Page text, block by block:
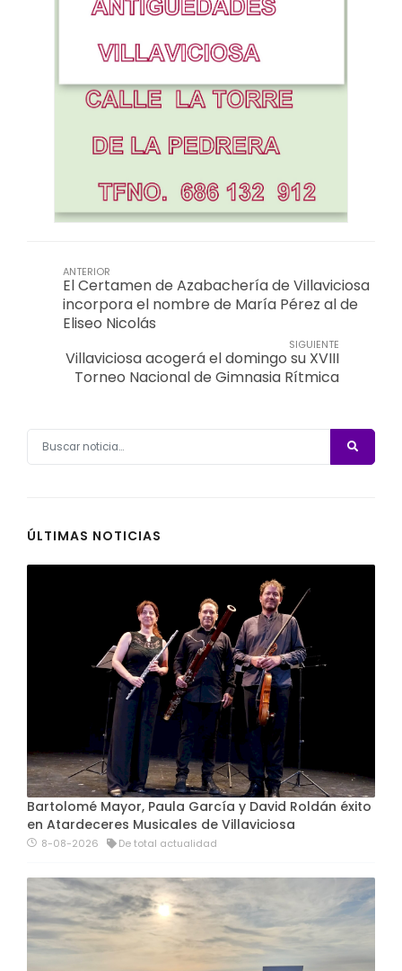
ANTERIOR
El Certamen de Azabachería de Villaviciosa
incorpora el nombre de María Pérez al de
Eliseo Nicolás
SIGUIENTE
Villaviciosa acogerá el domingo su XVIII
Torneo Nacional de Gimnasia Rítmica
ÚLTIMAS NOTICIAS
Bartolomé Mayor, Paula García y David Roldán éxito
en Atardeceres Musicales de Villaviciosa
8-08-2026 De total actualidad